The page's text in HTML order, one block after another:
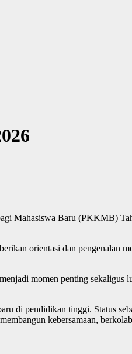
Mahasiswa Baru (PKKMB)
orientasi dan pengenalan
momen penting sekaligus
di pendidikan tinggi. Status
kebersamaan,